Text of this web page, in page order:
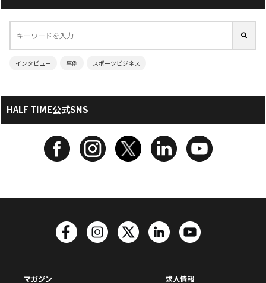
インタビュー 事例 スポーツビジネス
HALF TIME公式SNS
マガジン 求人情報